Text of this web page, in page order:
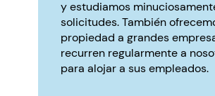
y estudiamos
solicitudes. También
propiedad a grandes
recurren regularmente a
para alojar a sus empleados.